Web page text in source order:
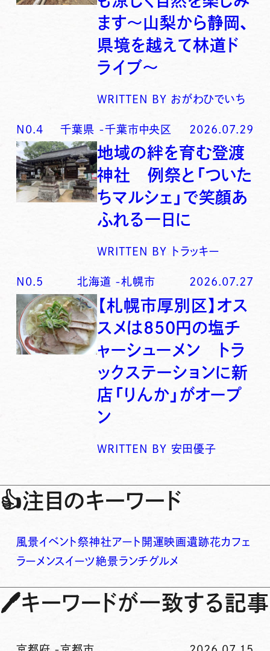
ます〜山梨から静岡、
県境を越えて林道ド
ライブ〜
WRITTEN BY おがわひでいち
N0. 4 千葉県 -千葉市中央区 2026.07.29
地域の絆を育む登渡
神社 例祭と「ついた
ちマルシェ」で笑顔あ
ふれる一日に
WRITTEN BY トラッキー
N0. 5 北海道 -札幌市 2026.07.27
【札幌市厚別区】オス
スメは850円の塩チ
ャーシューメン トラ
ックステーションに新
店「りんか」がオープ
ン
WRITTEN BY 安田優子
👍注目のキーワード
風景イベント祭神社アート 開運映画遺跡花カフェ
ラーメンスイーツ絶景ランチグルメ
🖊キーワードが一致する記事